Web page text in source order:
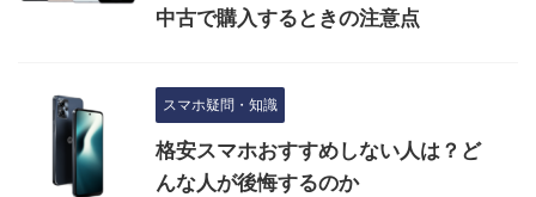
中古で購入するときの注意点
スマホ疑問・知識
格安スマホおすすめしない人は？ど
んな人が後悔するのか